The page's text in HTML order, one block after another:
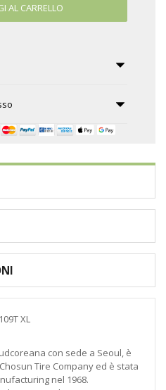
AL CARRELLO
XL
con sede a Seoul, è
Tire Company ed è stata
nel 1968.